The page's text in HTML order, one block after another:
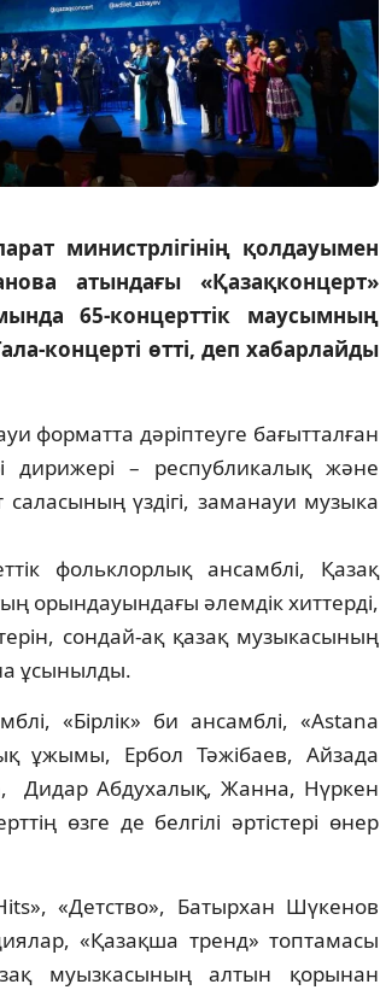
министрлігінің қолдауымен
атындағы «Қазақконцерт»
65-концерттік маусымның
концерті өтті, деп хабарлайды
форматта дәріптеуге бағытталған
дирижері – республикалық және
үздігі, заманауи музыка
фольклорлық ансамблі, Қазақ
орындауындағы әлемдік хиттерді,
сондай-ақ қазақ музыкасының
ұсынылды.
«Бірлік» би ансамблі, «Astana
ұжымы, Ербол Тәжібаев, Айзада
Дидар Абдухалық, Жанна, Нүркен
өзге де белгілі әртістері өнер
«Детство», Батырхан Шүкенов
«Қазақша тренд» топтамасы
муызкасының алтын қорынан